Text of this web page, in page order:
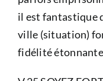
il est fantastique
ville (situation)
fidélité